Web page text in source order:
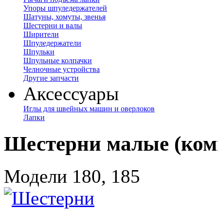
Упоры шпуледержателей
Шатуны, хомуты, звенья
Шестерни и валы
Ширители
Шпуледержатели
Шпульки
Шпульные колпачки
Челночные устройства
Другие запчасти
Аксессуары
Иглы для швейных машин и оверлоков
Лапки
Шестерни малые
Модели 180, 185